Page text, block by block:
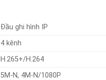
Đầu ghi hình IP
4 kênh
H.265+/H.264
5M-N, 4M-N/1080P